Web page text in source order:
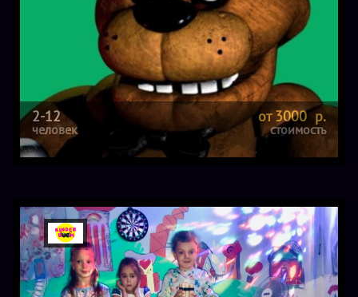
2-12
человек
от 3000 р.
стоимость